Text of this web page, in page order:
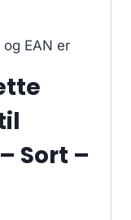
og EAN er
Sort –